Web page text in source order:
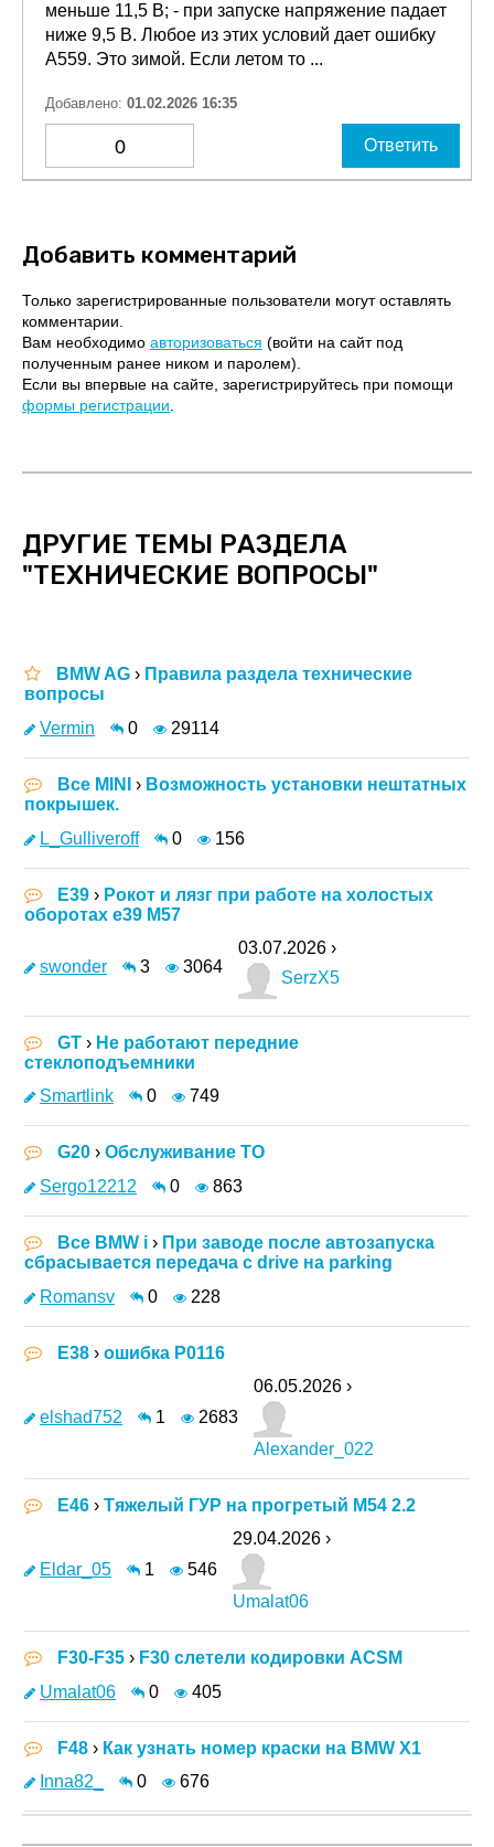
меньше 11,5 В; - при запуске напряжение падает
ниже 9,5 В. Любое из этих условий дает ошибку
А559. Это зимой. Если летом то ...
Добавлено: 01.02.2026 16:35
0 Ответить
Добавить комментарий
Только зарегистрированные пользователи могут оставлять
комментарии.
Вам необходимо авторизоваться (войти на сайт под
полученным ранее ником и паролем).
Если вы впервые на сайте, зарегистрируйтесь при помощи
формы регистрации
ДРУГИЕ ТЕМЫ РАЗДЕЛА
"ТЕХНИЧЕСКИЕ ВОПРОСЫ"
BMW AG › Правила раздела технические
вопросы
Vermin
0 29114
Все MINI › Возможность установки нештатных
покрышек.
L_Gulliveroff
0 156
E39 › Рокот и лязг при работе на холостых
оборотах e39 M57
swonder 3 3064
03.07.2026 ›
SerzX5
GT › Не работают передние
стеклоподъемники
Smartlink
0 749
G20 › Обслуживание ТО
Sergo12212
0 863
Все BMW i › При заводе после автозапуска
сбрасывается передача с drive на parking
Romansv
0 228
E38 › ошибка P0116
elshad752 1 2683
06.05.2026 ›
Alexander_022
E46 › Тяжелый ГУР на прогретый M54 2.2
Eldar_05 1 546
29.04.2026 ›
Umalat06
F30-F35 › F30 слетели кодировки ACSM
Umalat06
0 405
F48 › Как узнать номер краски на BMW X1
Inna82_
0 676